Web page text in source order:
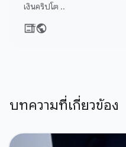
เงินคริปโต ..
บทความที่เกี่ยวข้อง